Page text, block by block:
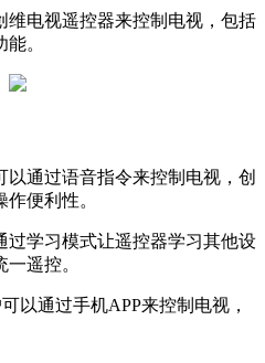
维电视遥控器来控制电视，包括
。
通过语音指令来控制电视，创
便利性。
过学习模式让遥控器学习其他设
遥控。
以通过手机APP来控制电视，